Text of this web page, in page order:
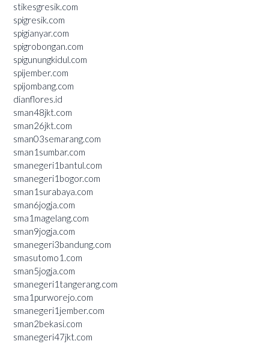
stikesgresik.com
spigresik.com
spigianyar.com
spigrobongan.com
spigunungkidul.com
spijember.com
spijombang.com
dianflores.id
sman48jkt.com
sman26jkt.com
sman03semarang.com
sman1sumbar.com
smanegeri1bantul.com
smanegeri1bogor.com
sman1surabaya.com
sman6jogja.com
sma1magelang.com
sman9jogja.com
smanegeri3bandung.com
smasutomo1.com
sman5jogja.com
smanegeri1tangerang.com
sma1purworejo.com
smanegeri1jember.com
sman2bekasi.com
smanegeri47jkt.com